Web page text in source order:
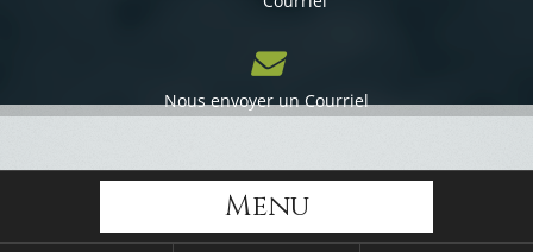
Nous envoyer un Courriel
Menu